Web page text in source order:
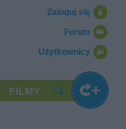
Użytkownicy
Forum
Zaloguj się
FILMY